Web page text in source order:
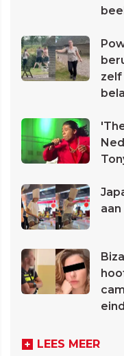
zelf
LEES MEER